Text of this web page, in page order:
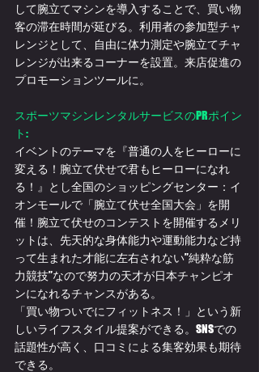
して腕立てマシンを導入することで、買い物
客の滞在時間が延びる。利用者の参加型チャ
レンジとして、
自由に体力測定や腕立てチャ
レンジが出来るコーナーを設置。 来店促進の
プロモーションツールに。
スポーツマシンレンタルサービスのPRポイン
ト:
イベントのテーマを『普通の人をヒーローに
変える！腕立て伏せで君もヒーローになれ
る！』とし全国のショッピングセンター：イ
オンモールで「腕立て伏せ全国大会」を開
催！腕立て伏せのコンテストを開催するメリ
ットは、先天的な身体能力や運動能力など持
って生まれた才能に左右されない”純粋な筋
力競技”なので努力の天才が日本チャンピオ
ンになれるチャンスがある。
「買い物ついでにフィットネス！」という新
しいライフスタイル提案ができる。SNSでの
話題性が高く、口コミによる集客効果も期待
できる。